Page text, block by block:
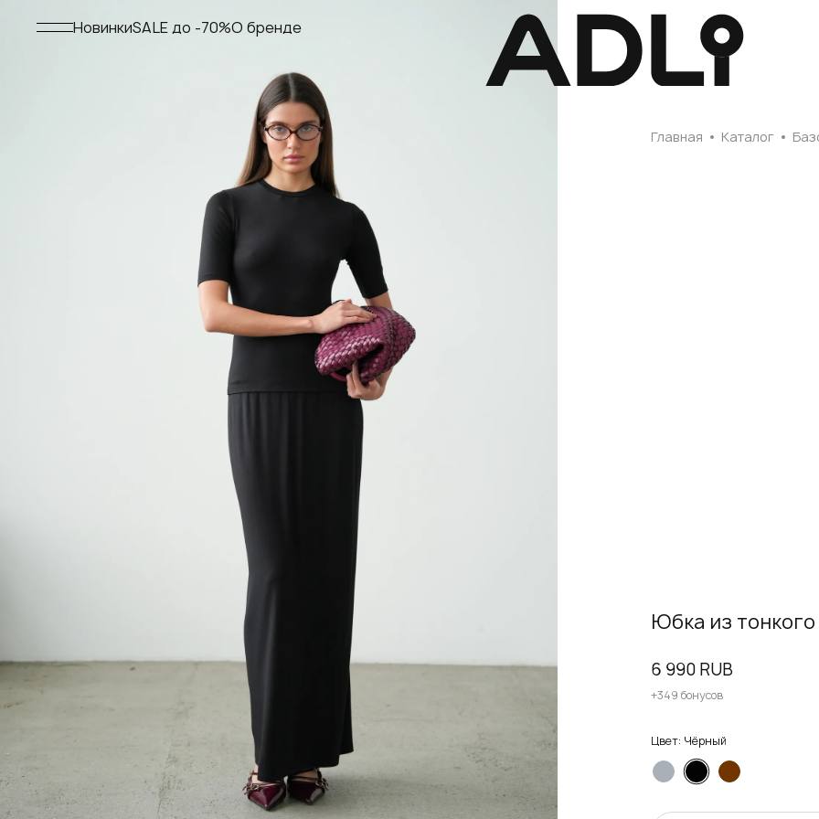
НовинкиSALE до -70%О бренде Главная
Главная Каталог
Юбка из
6 990 RUB
+349 бонусов
Цвет: Чёрный